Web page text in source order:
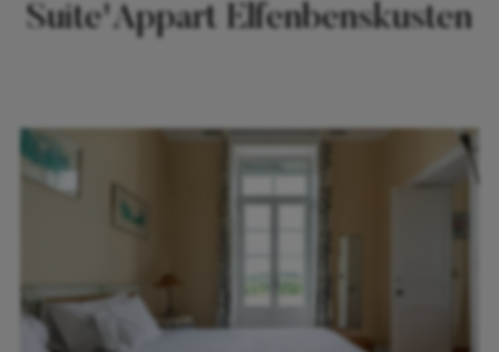
Suite'Appart Elfenbenskusten